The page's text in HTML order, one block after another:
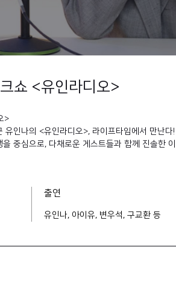
쇼 <유인라디오>
>
유인나의 <유인라디오>, 라이프타임에서 만난다!
을 중심으로, 다채로운 게스트들과 함께 진솔한
출연
유인나, 아이유, 변우석, 구교환 등